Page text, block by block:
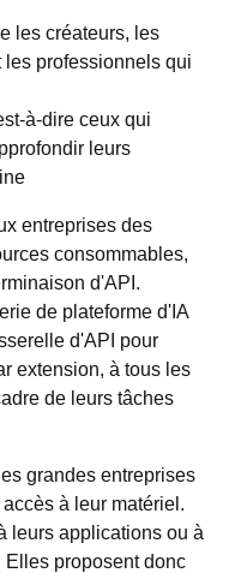
les créateurs, les
professionnels qui
à-dire ceux qui
leurs
entreprises des
consommables,
d'API.
de plateforme d'IA
d'API pour
extension, à tous les
de leurs tâches
grandes entreprises
à leur matériel.
leurs applications ou à
Elles proposent donc